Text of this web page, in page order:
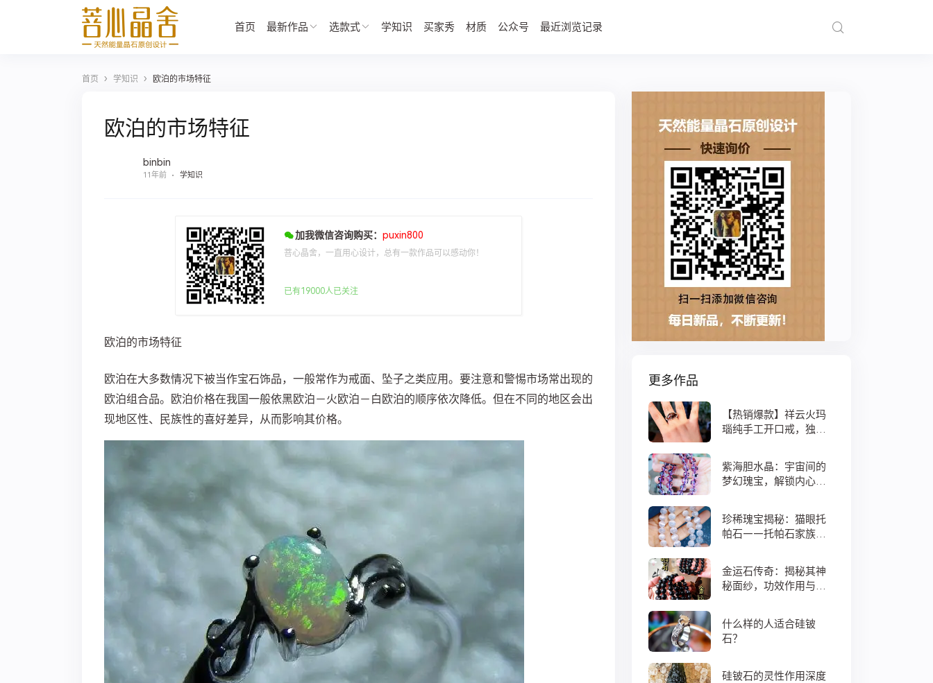
首页 最新作品 选款式 学知识 买家秀 材质 公众号 最近浏览记录
首页 › 学知识 › 欧泊的市场特征
欧泊的市场特征
binbin
11年前 学知识
加我微信咨询购买： puxin800
菩心晶舍，一直用心设计，总有一款作品可以感动你！
已有19000人已关注
欧泊的市场特征
欧泊在大多数情况下被当作宝石饰品，一般常作为戒面、坠子之类应用。要注意和警惕市场常出现的
欧泊组合品。欧泊价格在我国一般依黑欧泊－火欧泊－白欧泊的顺序依次降低。但在不同的地区会出
现地区性、民族性的喜好差异，从而影响其价格。
更多作品
【热销爆款】祥云火玛
瑙纯手工开口戒，独特
灵性的完美结合！
紫海胆水晶：宇宙间的
梦幻瑰宝，解锁内心宁
珍稀瑰宝揭秘：猫眼托
帕石——托帕石家族中
金运石传奇：揭秘其神
秘面纱，功效作用与搭
什么样的人适合硅铍
石？
硅铍石的灵性作用深度